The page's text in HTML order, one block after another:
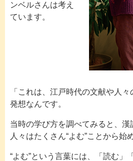
ンベルさんは考え
ています。
「これは、江戸時代の文献や人
発想なんです。
当時の学び方を調べてみると、漢
人々はたくさん“よむ”ことから始
“よむ”という言葉には、「読む」